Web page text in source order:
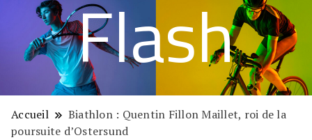
Flash
Accueil
Biathlon : Quentin Fillon Maillet, roi de la
poursuite d’Ostersund